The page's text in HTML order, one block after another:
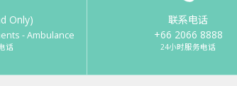
Only)
- Ambulance
话
联系电话
+66 2066 8888
24小时服务电话